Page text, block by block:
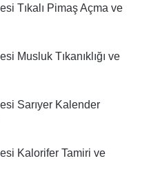
Tıkalı Pimaş Açma ve
Musluk Tıkanıklığı ve
Sarıyer Kalender
Kalorifer Tamiri ve